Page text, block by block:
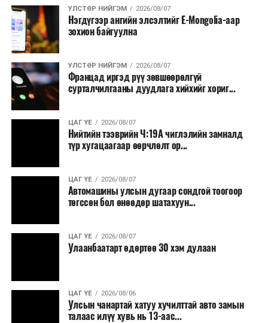
УЛСТӨР НИЙГЭМ 2026/08/07
Нэгдүгээр ангийн элсэлтийг E-Mongolia-аар
зохион байгуулна
УЛСТӨР НИЙГЭМ 2026/08/07
Францад иргэд рүү зөвшөөрөлгүй
сурталчилгааны дуудлага хийхийг хориг...
ЦАГ ҮЕ 2026/08/07
Нийтийн тээврийн Ч:19А чиглэлийн замналд
түр хугацаагаар өөрчлөлт ор...
ЦАГ ҮЕ 2026/08/07
Автомашины улсын дугаар сондгой тоогоор
төгссөн бол өнөөдөр шатахуун...
ЦАГ ҮЕ 2026/08/07
Улаанбаатарт өдөртөө 30 хэм дулаан
ЦАГ ҮЕ 2026/08/06
Улсын чанартай хатуу хучилттай авто замын
талаас илүү хувь нь 13-аас...